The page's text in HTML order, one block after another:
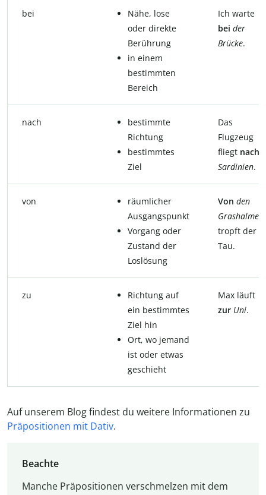
bei
Nähe, lose
oder direkte
Berührung
in einem
bestimmten
Bereich
Ich warte
bei der
Brücke.
nach
bestimmte
Richtung
bestimmtes
Ziel
Das
Flugzeug
fliegt nach
Sardinien.
von
räumlicher
Ausgangspunkt
Vorgang oder
Zustand der
Loslösung
Von den
Grashalmen
tropft der
Tau.
zu
Richtung auf
ein bestimmtes
Ziel hin
Ort, wo jemand
ist oder etwas
geschieht
Max läuft
zur Uni.
Auf unserem Blog findest du weitere Informationen zu
Präpositionen mit Dativ.
Beachte
Manche Präpositionen verschmelzen mit dem